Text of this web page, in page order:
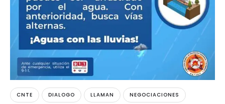
CNTE DIALOGO LLAMAN NEGOCIACIONES